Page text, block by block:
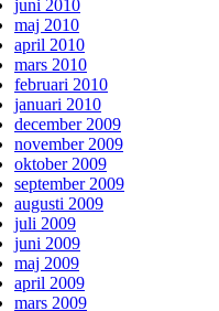
juni 2010
maj 2010
april 2010
mars 2010
februari 2010
januari 2010
december 2009
november 2009
oktober 2009
september 2009
augusti 2009
juli 2009
juni 2009
maj 2009
april 2009
mars 2009